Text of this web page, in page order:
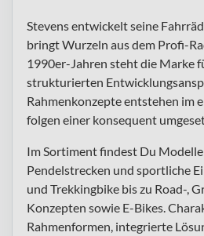
Stevens entwickelt seine
bringt Wurzeln aus dem Profi-
1990er-Jahren steht die Marke
strukturierten
Rahmenkonzepte entstehen im
folgen einer konsequent
Im Sortiment findest Du
Pendelstrecken und sportliche
und Trekkingbike bis zu Road-,
Konzepten sowie E-Bikes.
Rahmenformen, integrierte